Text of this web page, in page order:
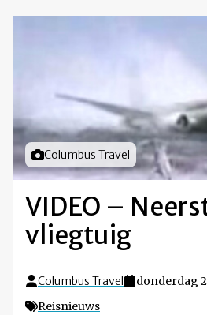
Foto door
Columbus Travel
VIDEO –
vliegtuig
Columbus Travel
donderdag
Reisnieuws